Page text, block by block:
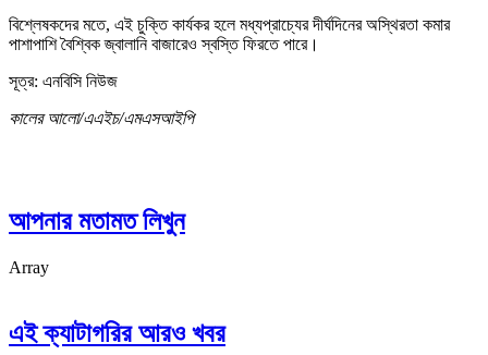
বিশ্লেষকদের মতে, এই চুক্তি কার্যকর হলে মধ্যপ্রাচ্যের দীর্ঘদিনের অস্থিরতা কমার
পাশাপাশি বৈশ্বিক জ্বালানি বাজারেও স্বস্তি ফিরতে পারে।
সূত্র: এনবিসি নিউজ
কালের আলো/এএইচ/এমএসআইপি
আপনার মতামত লিখুন
Array
এই ক্যাটাগরির আরও খবর